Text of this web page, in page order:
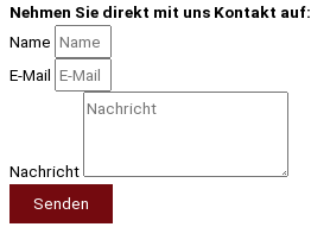
Nehmen Sie direkt mit uns Kontakt auf:
Name
E-Mail
Nachricht
Senden